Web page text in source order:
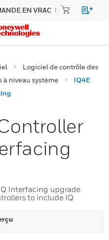
EN VRAC
Logiciel de contrôle des
à niveau système
IQ4E
Interfacing upgrade
to include IQ